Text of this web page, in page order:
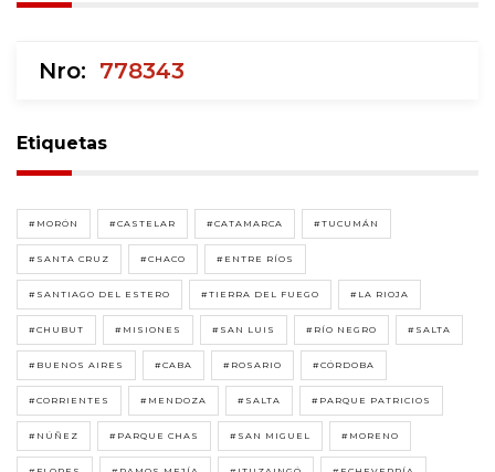
Nro: 778343
Etiquetas
#MORÓN #CASTELAR #CATAMARCA #TUCUMÁN
#SANTA CRUZ #CHACO #ENTRE RÍOS
#SANTIAGO DEL ESTERO #TIERRA DEL FUEGO #LA RIOJA
#CHUBUT #MISIONES #SAN LUIS #RÍO NEGRO #SALTA
#BUENOS AIRES #CABA #ROSARIO #CÓRDOBA
#CORRIENTES #MENDOZA #SALTA #PARQUE PATRICIOS
#NÚÑEZ #PARQUE CHAS #SAN MIGUEL #MORENO